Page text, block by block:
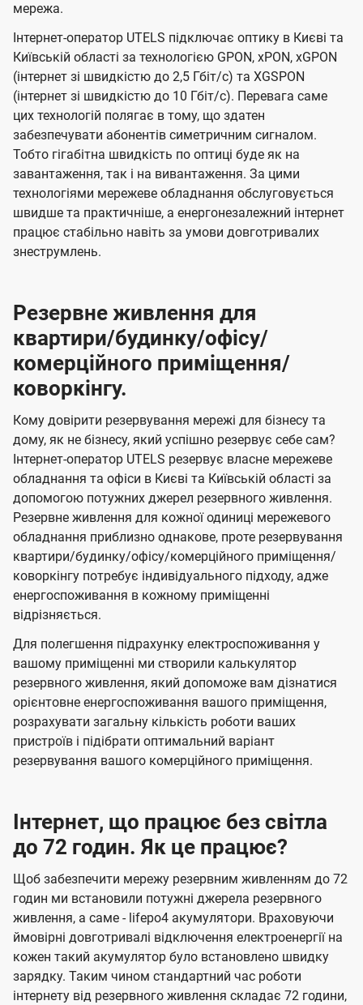
мережа.
Інтернет-оператор UTELS підключає оптику в Києві та
Київській області за технологією GPON, xPON, xGPON
(інтернет зі швидкістю до 2,5 Гбіт/с) та XGSPON
(інтернет зі швидкістю до 10 Гбіт/с). Перевага саме
цих технологій полягає в тому, що здатен
забезпечувати абонентів симетричним сигналом.
Тобто гігабітна швидкість по оптиці буде як на
завантаження, так і на вивантаження. За цими
технологіями мережеве обладнання обслуговується
швидше та практичніше, а енергонезалежний інтернет
працює стабільно навіть за умови довготривалих
знеструмлень.
Резервне живлення для
квартири/будинку/офісу/
комерційного приміщення/
коворкінгу.
Кому довірити резервування мережі для бізнесу та
дому, як не бізнесу, який успішно резервує себе сам?
Інтернет-оператор UTELS резервує власне мережеве
обладнання та офіси в Києві та Київській області за
допомогою потужних джерел резервного живлення.
Резервне живлення для кожної одиниці мережевого
обладнання приблизно однакове, проте резервування
квартири/будинку/офісу/комерційного приміщення/
коворкінгу потребує індивідуального підходу, адже
енергоспоживання в кожному приміщенні
відрізняється.
Для полегшення підрахунку електроспоживання у
вашому приміщенні ми створили калькулятор
резервного живлення, який допоможе вам дізнатися
орієнтовне енергоспоживання вашого приміщення,
розрахувати загальну кількість роботи ваших
пристроїв і підібрати оптимальний варіант
резервування вашого комерційного приміщення.
Інтернет, що працює без світла
до 72 годин. Як це працює?
Щоб забезпечити мережу резервним живленням до 72
годин ми встановили потужні джерела резервного
живлення, а саме - lifepo4 акумулятори. Враховуючи
ймовірні довготривалі відключення електроенергії на
кожен такий акумулятор було встановлено швидку
зарядку. Таким чином стандартний час роботи
інтернету від резервного живлення складає 72 години,